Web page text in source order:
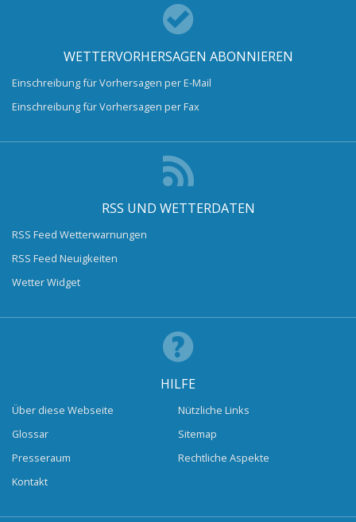
WETTERVORHERSAGEN ABONNIEREN
Einschreibung für Vorhersagen per E-Mail
Einschreibung für Vorhersagen per Fax
RSS UND WETTERDATEN
RSS Feed Wetterwarnungen
RSS Feed Neuigkeiten
Wetter Widget
HILFE
Über diese Webseite
Glossar
Presseraum
Kontakt
Nützliche Links
Sitemap
Rechtliche Aspekte